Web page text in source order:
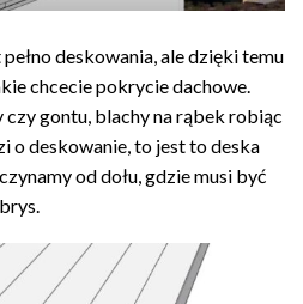
deskowania, ale dzięki temu
chcecie pokrycie dachowe.
czy gontu, blachy na rąbek robiąc
o deskowanie, to jest to deska
od dołu, gdzie musi być